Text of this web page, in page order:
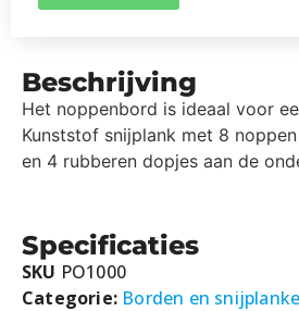
Beschrijving
Het noppenbord is ideaal voor
Kunststof snijplank met 8
en 4 rubberen dopjes aan de
Specificaties
SKU PO1000
Categorie: Borden en